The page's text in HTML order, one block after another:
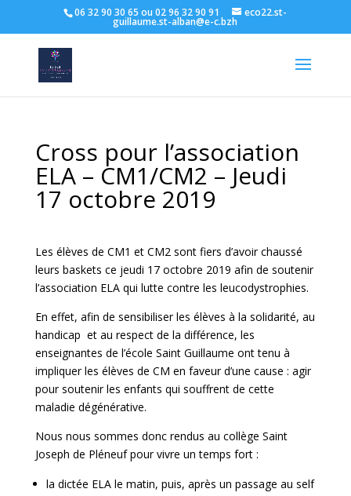
06 32 90 30 65 ou 02 96 32 90 91 eco22.st-
guillaume.st-alban@e-c.bzh
Cross pour l’association
ELA – CM1/CM2 – Jeudi
17 octobre 2019
Les élèves de CM1 et CM2 sont fiers d’avoir chaussé
leurs baskets ce jeudi 17 octobre 2019 afin de soutenir
l’association ELA qui lutte contre les leucodystrophies.
En effet, afin de sensibiliser les élèves à la solidarité, au
handicap et au respect de la différence, les
enseignantes de l’école Saint Guillaume ont tenu à
impliquer les élèves de CM en faveur d’une cause : agir
pour soutenir les enfants qui souffrent de cette
maladie dégénérative.
Nous nous sommes donc rendus au collège Saint
Joseph de Pléneuf pour vivre un temps fort :
la dictée ELA le matin, puis, après un passage au self